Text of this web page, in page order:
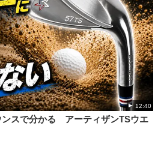
12:40
ンスで分かる アーティザンTSウエ